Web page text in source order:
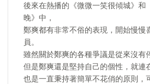
後來在熱播的《微微一笑很傾城》和
晚》中，
鄭爽都有非常不俗的表現，開始慢慢
員。
雖然關於鄭爽的各種爭議是從來沒有
但是鄭爽還是堅持自己的個性，就連
也是一直秉持著簡單不花俏的原則，